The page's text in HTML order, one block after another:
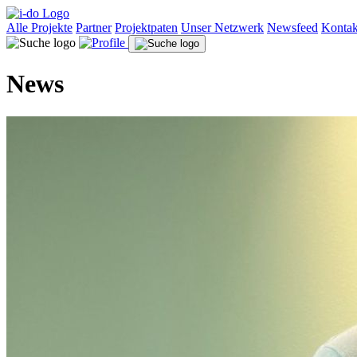
Alle Projekte Partner Projektpaten Unser Netzwerk Newsfeed
News